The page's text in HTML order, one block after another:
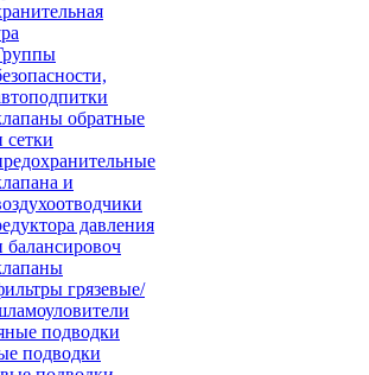
обратные
сетки
и
давления
балансировоч
грязевые/
подводки